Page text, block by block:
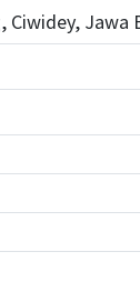
Ciwidey,